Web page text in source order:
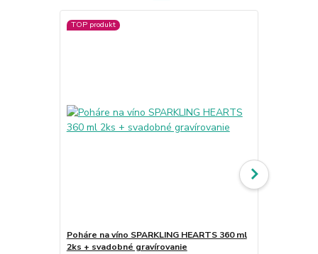
TOP produkt
Poháre na víno SPARKLING HEARTS 360 ml
2ks + svadobné gravírovanie